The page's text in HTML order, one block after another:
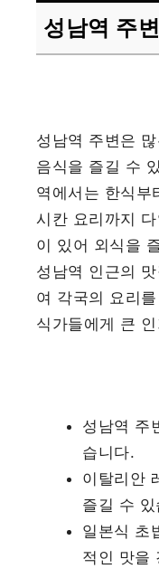
성남역 주
성남역 주변은
음식을 즐길 수
역에서는 한식부
시칸 요리까지
이 있어 외식을
성남역 인근의
여 각국의 요리
식가들에게 큰
성남역 주
습니다.
이탈리안
즐길 수
일본식 초
적인 맛을